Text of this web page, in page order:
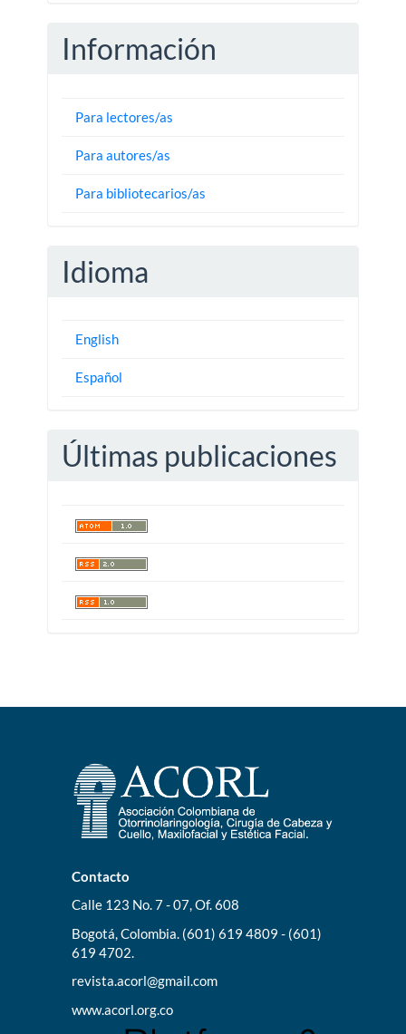
Información
Para lectores/as
Para autores/as
Para bibliotecarios/as
Idioma
English
Español
Últimas publicaciones
Contacto
Calle 123 No. 7 - 07, Of. 608
Bogotá, Colombia. (601) 619 4809 - (601)
619 4702.
revista.acorl@gmail.com
www.acorl.org.co